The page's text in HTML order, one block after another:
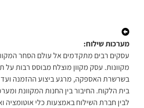
מערכות שילוח:
עסקים רבים מתקדמים אל עולם הסחר
מקוונות. עסק מקוון מוצלח מבוסס רבות על
בשרשרת האספקה, מרגע ביצוע ההזמנה
בית הלקוח. החיבור בין החנות המקוונת
לבין חברת השילוח באמצעות כלי אוטומציה